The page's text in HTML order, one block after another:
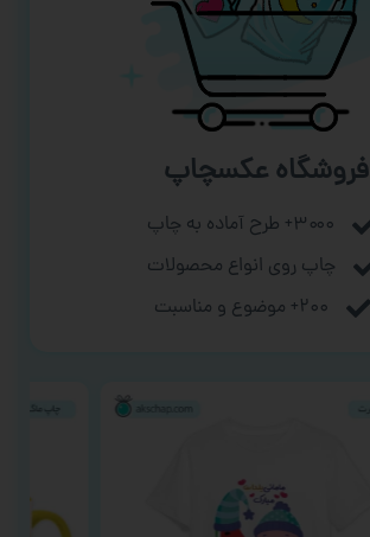
فروشگاه عکسچاپ
۳۰۰۰+ طرح آماده به چاپ
چاپ روی انواع محصولات
۲۰۰+ موضوع و مناسبت